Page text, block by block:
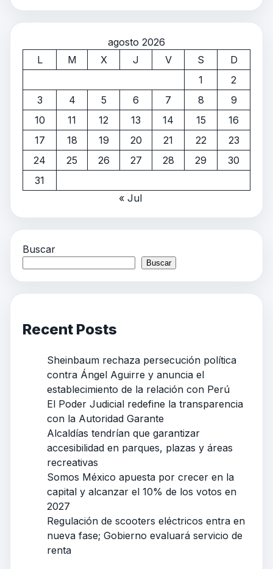
agosto 2026
L
M X J V S
D
1
2
3
4 5 6 7 8
9
10
11 12 13 14 15
16
17
18 19 20 21 22
23
24
25 26 27 28 29
30
31
« Jul
Buscar
Buscar
Recent Posts
Sheinbaum rechaza persecución política
contra Ángel Aguirre y anuncia el
establecimiento de la relación con Perú
El Poder Judicial redefine la transparencia
con la Autoridad Garante
Alcaldías tendrían que garantizar
accesibilidad en parques, plazas y áreas
recreativas
Somos México apuesta por crecer en la
capital y alcanzar el 10% de los votos en
2027
Regulación de scooters eléctricos entra en
nueva fase; Gobierno evaluará servicio de
renta